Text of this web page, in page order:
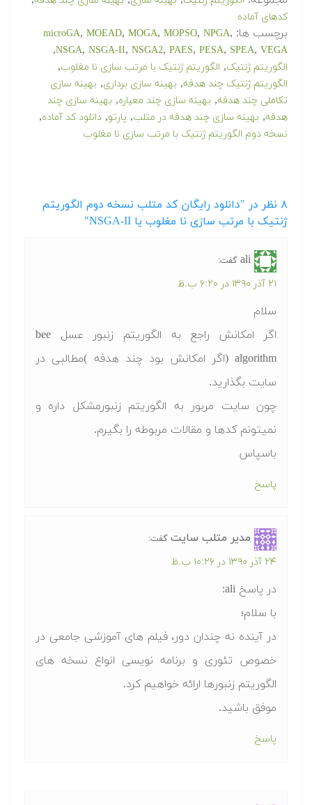
کدهای آماده
برچسب ها: microGA, MOEAD, MOGA, MOPSO, NPGA,
NSGA, NSGA-II, NSGA2, PAES, PESA, SPEA, VEGA
,
الگوریتم ژنتیک, الگوریتم ژنتیک با مرتب سازی نا مغلوب,
الگوریتم ژنتیک چند هدفه, بهینه سازی برداری, بهینه سازی
تکاملی چند هدفه, بهینه سازی چند معیاره, بهینه سازی چند
هدفه, بهینه سازی چند هدفه در متلب, پارتو, دانلود کد آماده,
نسخه دوم الگوریتم ژنتیک با مرتب سازی نا مغلوب
۸ نظر در "دانلود رایگان کد متلب نسخه دوم الگوریتم
ژنتیک با مرتب سازی نا مغلوب یا NSGA-II"
ali گفت:
۲۱ آذر ۱۳۹۰ در ۶:۲۰ ب.ظ
سلام
اگر امکانش راجع به الگوریتم زنبور عسل bee
algorithm (اگر امکانش بود چند هدفه )مطالبی در
سایت بگذارید.
چون سایت مربور به الگوریتم زنبورمشکل داره و
نمیتونم کدها و مقالات مربوطه را بگیرم.
باسپاس
پاسخ
مدیر متلب سایت گفت:
۲۴ آذر ۱۳۹۰ در ۱۰:۲۶ ب.ظ
در پاسخ ali
:
با سلام؛
در آینده نه چندان دور، فیلم های آموزشی جامعی در
خصوص تئوری و برنامه نویسی انواع نسخه های
الگوریتم زنبورها ارائه خواهیم کرد.
موفق باشید.
پاسخ